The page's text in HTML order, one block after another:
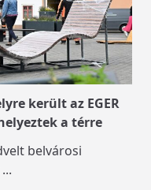
került az EGER
a térre
belvárosi
...